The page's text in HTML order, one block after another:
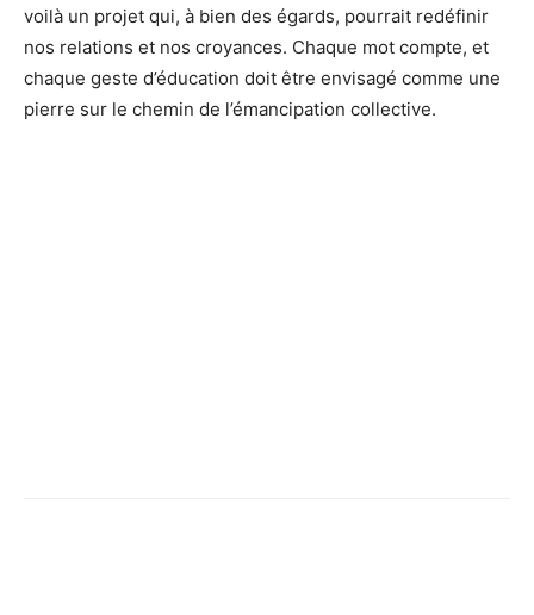
voilà un projet qui, à bien des égards, pourrait redéfinir
nos relations et nos croyances. Chaque mot compte, et
chaque geste d’éducation doit être envisagé comme une
pierre sur le chemin de l’émancipation collective.